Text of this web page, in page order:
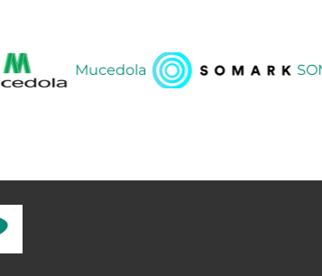
Mucedola